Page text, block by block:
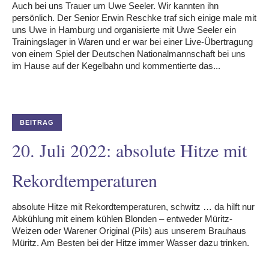
Auch bei uns Trauer um Uwe Seeler. Wir kannten ihn
persönlich. Der Senior Erwin Reschke traf sich einige male mit
uns Uwe in Hamburg und organisierte mit Uwe Seeler ein
Trainingslager in Waren und er war bei einer Live-Übertragung
von einem Spiel der Deutschen Nationalmannschaft bei uns
im Hause auf der Kegelbahn und kommentierte das...
BEITRAG
20. Juli 2022: absolute Hitze mit
Rekordtemperaturen
absolute Hitze mit Rekordtemperaturen, schwitz … da hilft nur
Abkühlung mit einem kühlen Blonden – entweder Müritz-
Weizen oder Warener Original (Pils) aus unserem Brauhaus
Müritz. Am Besten bei der Hitze immer Wasser dazu trinken.